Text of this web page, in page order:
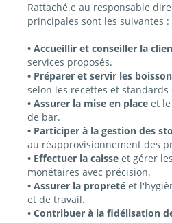
Rattaché.e au responsable
principales sont les suivantes :
• Accueillir et conseiller la
services proposés.
• Préparer et servir les
selon les recettes et
• Assurer la mise en placeet le
de bar.
• Participer à la gestion des
au réapprovisionnement des
• Effectuer la caisseet gérer
monétaires avec précision.
• Assurer la propretéet
et de travail.
• Contribuer à la fidélisation